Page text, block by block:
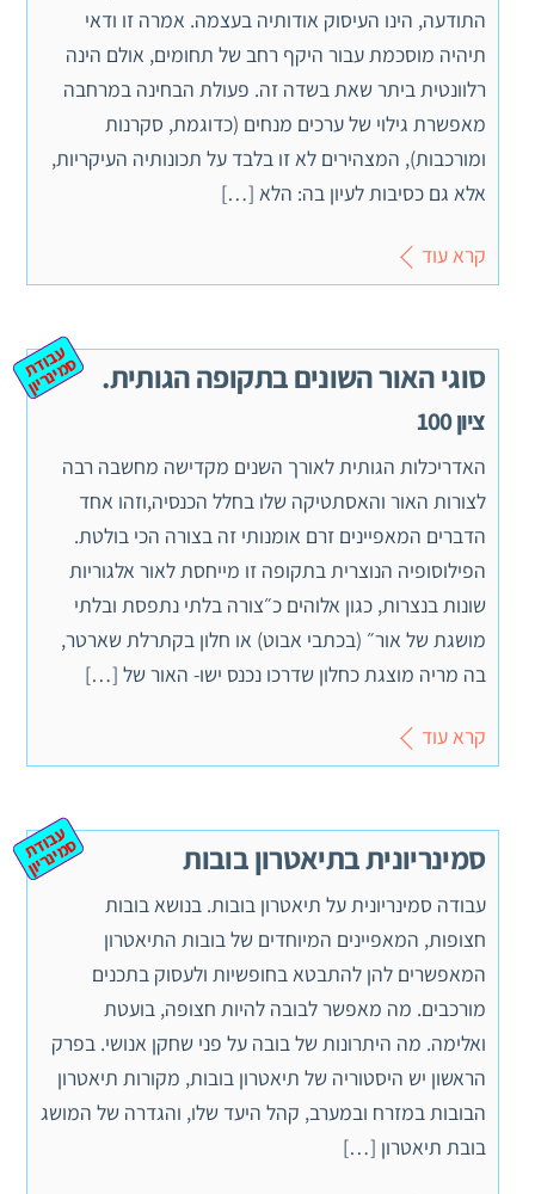
התודעה, הינו העיסוק אודותיה בעצמה. אמרה זו ודאי
תיהיה מוסכמת עבור היקף רחב של תחומים, אולם הינה
רלוונטית ביתר שאת בשדה זה. פעולת הבחינה במרחבה
מאפשרת גילוי של ערכים מנחים (כדוגמת, סקרנות
ומורכבות), המצהירים לא זו בלבד על תכונותיה העיקריות,
אלא גם כסיבות לעיון בה: הלא […]
קרא עוד
סוגי האור השונים בתקופה הגותית.
ציון 100
ע
ב
וד
ת
ס
מ
ינ
ר
יון
האדריכלות הגותית לאורך השנים מקדישה מחשבה רבה
לצורות האור והאסתטיקה שלו בחלל הכנסיה,וזהו אחד
הדברים המאפיינים זרם אומנותי זה בצורה הכי בולטת.
הפילוסופיה הנוצרית בתקופה זו מייחסת לאור אלגוריות
שונות בנצרות, כגון אלוהים כ״צורה בלתי נתפסת ובלתי
מושגת של אור״ (בכתבי אבוט) או חלון בקתרלת שארטר,
בה מריה מוצגת כחלון שדרכו נכנס ישו- האור של […]
קרא עוד
סמינריונית בתיאטרון בובות ע
ב
וד
ת
ס
מ
ינ
ר
יון
עבודה סמינריונית על תיאטרון בובות. בנושא בובות
חצופות, המאפיינים המיוחדים של בובות התיאטרון
המאפשרים להן להתבטא בחופשיות ולעסוק בתכנים
מורכבים. מה מאפשר לבובה להיות חצופה, בועטת
ואלימה. מה היתרונות של בובה על פני שחקן אנושי. בפרק
הראשון יש היסטוריה של תיאטרון בובות, מקורות תיאטרון
הבובות במזרח ובמערב, קהל היעד שלו, והגדרה של המושג
בובת תיאטרון […]